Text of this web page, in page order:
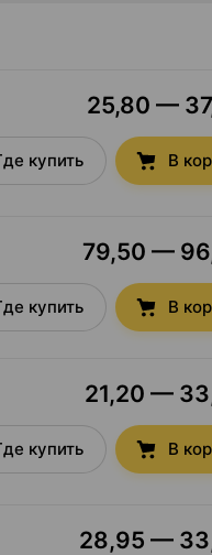
25,80 —
купить В
79,50 —
купить В
21,20 —
купить В
28,95 —